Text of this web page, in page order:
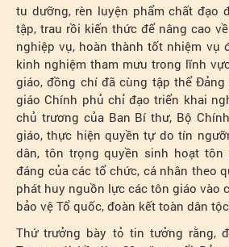
tu dưỡng, rèn luyện phẩm chất đạo
tập, trau rồi kiến thức để nâng cao
nghiệp vụ, hoàn thành tốt nhiệm vụ
kinh nghiệm tham mưu trong lĩnh
giáo, đồng chí đã cùng tập thể Đảng
giáo Chính phủ chỉ đạo triển khai
chủ trương của Ban Bí thư, Bộ
giáo, thực hiện quyền tự do tín
dân, tôn trọng quyền sinh hoạt tôn
đáng của các tổ chức, cá nhân theo
phát huy nguồn lực các tôn giáo vào
bảo vệ Tổ quốc, đoàn kết toàn dân
Thứ trưởng bày tỏ tin tưởng rằng,